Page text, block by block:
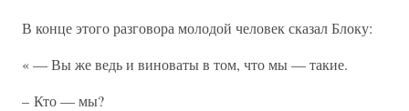
В конце этого разговора молодой человек сказал Блоку:
« — Вы же ведь и виноваты в том, что мы — такие.
– Кто — мы?